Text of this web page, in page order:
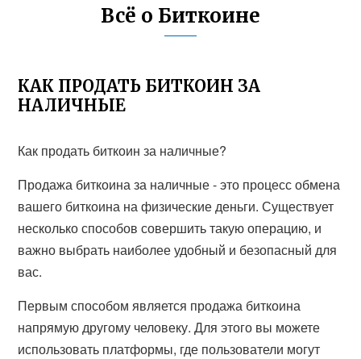
Всё о Биткоине
КАК ПРОДАТЬ БИТКОИН ЗА
НАЛИЧНЫЕ
Как продать биткоин за наличные?
Продажа биткоина за наличные - это процесс обмена
вашего биткоина на физические деньги. Существует
несколько способов совершить такую операцию, и
важно выбрать наиболее удобный и безопасный для
вас.
Первым способом является продажа биткоина
напрямую другому человеку. Для этого вы можете
использовать платформы, где пользователи могут